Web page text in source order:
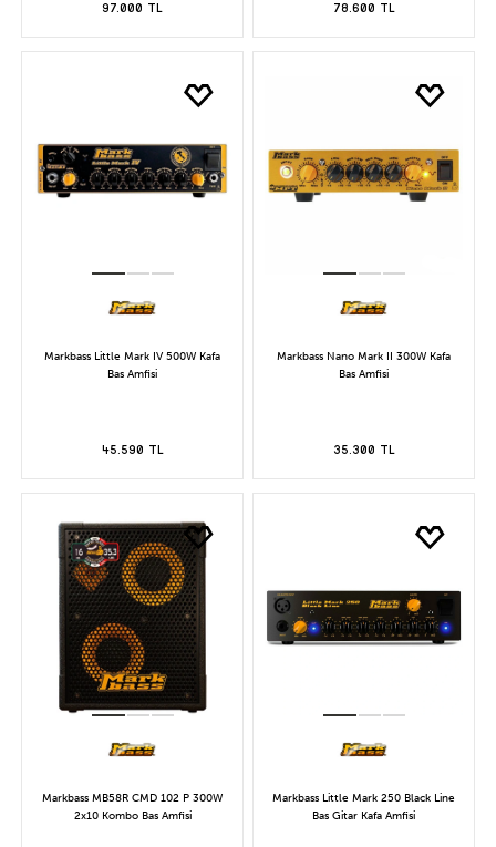
97.000 TL 78.600 TL
Markbass Little Mark IV 500W Kafa
Bas Amfisi
45.590 TL
Markbass Nano Mark II 300W Kafa
Bas Amfisi
35.300 TL
Markbass MB58R CMD 102 P 300W
2x10 Kombo Bas Amfisi
Markbass Little Mark 250 Black Line
Bas Gitar Kafa Amfisi